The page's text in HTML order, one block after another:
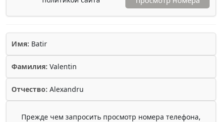
Имя: Batir
Фамилия: Valentin
Отчество: Alexandru
Прежде чем запросить просмотр номера телефона,